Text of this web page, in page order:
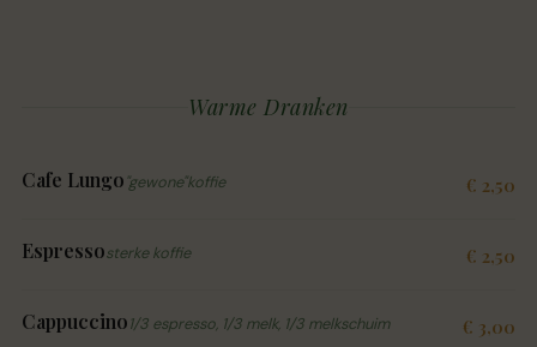
Warme Dranken
Cafe Lungo "gewone"koffie € 2,50
Espressosterke koffie € 2,50
Cappuccino1/3 espresso, 1/3 melk, 1/3 melkschuim € 3,00